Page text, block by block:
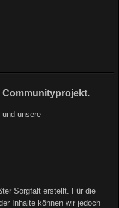
und unsere
Sorgfalt erstellt. Für die
Inhalte können wir jedoch